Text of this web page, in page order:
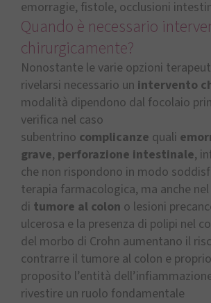
emorragie, fistole, occlusioni
Quando è necessario
chirurgicamente?
Nonostante le varie opzioni
rivelarsi necessario un intervento
modalità dipendono dal focolaio
verifica nel caso
subentrino complicanze quali
grave, perforazione intestinale,
che non rispondono in modo
terapia farmacologica, ma anche
di tumore al colon o lesioni
ulcerosa e la presenza di polipi nel
del morbo di Crohn aumentano il
contrarre il tumore al colon e
proposito l’entità
rivestire un ruolo fondamentale